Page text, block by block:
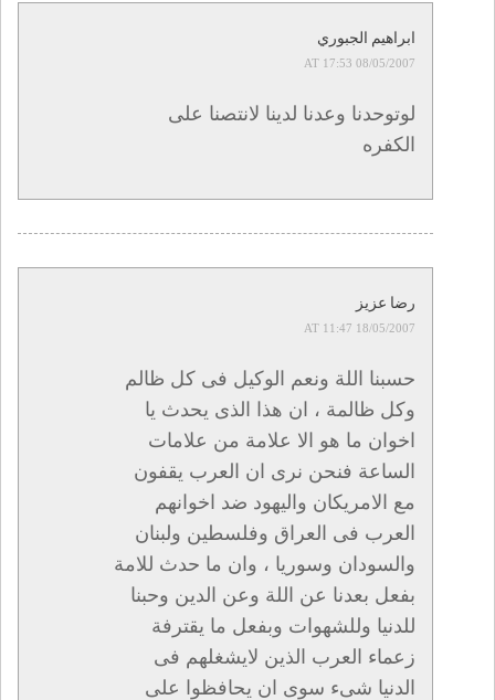
ابراهيم الجبوري
08/05/2007 AT 17:53
لوتوحدنا وعدنا لدينا لانتصنا على
الكفره
رضا عزيز
18/05/2007 AT 11:47
حسبنا اللة ونعم الوكيل فى كل ظالم
وكل ظالمة ، ان هذا الذى يحدث يا
اخوان ما هو الا علامة من علامات
الساعة فنحن نرى ان العرب يقفون
مع الامريكان واليهود ضد اخوانهم
العرب فى العراق وفلسطين ولبنان
والسودان وسوريا ، وان ما حدث للامة
بفعل بعدنا عن اللة وعن الدين وحبنا
للدنيا وللشهوات وبفعل ما يقترفة
زعماء العرب الذين لايشغلهم فى
الدنيا شىء سوى ان يحافظوا على